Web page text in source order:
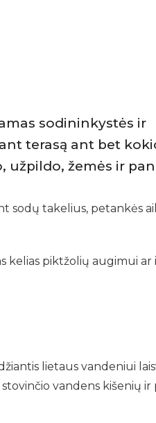
sodininkystės ir
terasą ant bet
užpildo, žemės ir
sodų takelius, petankės
kelias piktžolių augimui ar
lietaus vandeniui
vandens kišenių ir